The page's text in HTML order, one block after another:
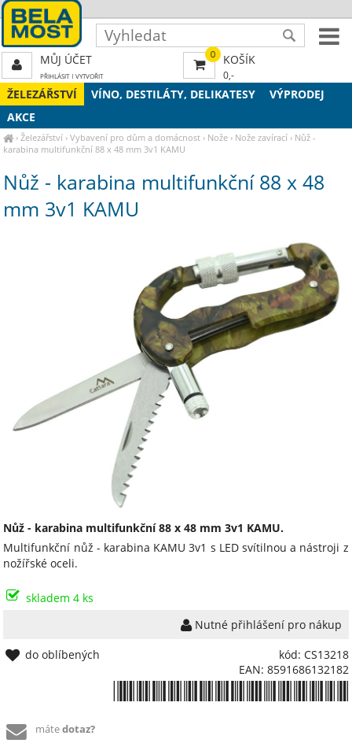
ŽELEZÁŘSTVÍ VÍNO, DESTILÁTY, DELIKATESY
VÝPRODEJ
AKCE
›Železářství ›Vybavení pro dům a domácnost › Nože › Nože zavírací › Nůž -
karabina multifunkční 88 x 48 mm 3v1 KAMU
Nůž - karabina multifunkční 88 x 48
mm 3v1 KAMU
Nůž - karabina multifunkční 88 x 48 mm 3v1 KAMU.
Multifunkční nůž - karabina KAMU 3v1 s LED svítilnou a nástroji z
nožířské oceli.
skladem 4 ks
Nutné přihlášení pro nákup
kód: CS13218
EAN: 8591686132182
do oblíbených
mátedotaz?
0 KOŠÍK
0,-
MŮJ ÚČET
PŘIHLÁSIT| VYTVOŘIT